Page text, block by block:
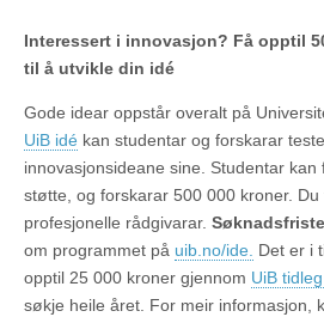
Interessert i innovasjon? Få opptil
til å utvikle din idé
Gode idear oppstår overalt på
UiB idé kan studentar og forskarar
innovasjonsideane sine. Studentar
støtte, og forskarar 500 000 kroner.
profesjonelle rådgivarar.
om programmet på uib.no/ide. Det er i
opptil 25 000 kroner gjennom UiB
søkje heile året. For meir informasjon,